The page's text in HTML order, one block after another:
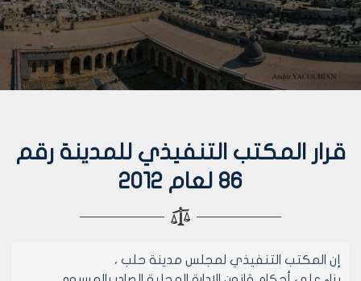
قرار المكتب التنفيذي للمدينة رقم
86 لعام 2012
إن المكتب التنفيذي لمجلس مدينة حلب ،